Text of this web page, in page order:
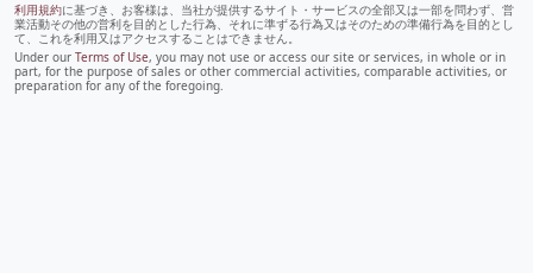
利用規約に基づき、お客様は、当社が提供するサイト・サービスの全部又は一部を問わず、営
業活動その他の営利を目的とした行為、それに準ずる行為又はそのための準備行為を目的とし
て、これを利用又はアクセスすることはできません。
Under our Terms of Use, you may not use or access our site or services, in whole or in
part, for the purpose of sales or other commercial activities, comparable activities, or
preparation for any of the foregoing.